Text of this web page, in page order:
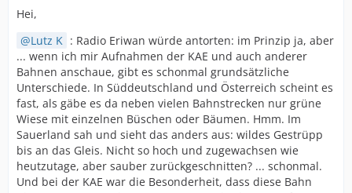
Hei,
Lutz K : Radio Eriwan würde antorten: im Prinzip ja, aber
... wenn ich mir Aufnahmen der KAE und auch anderer
Bahnen anschaue, gibt es schonmal grundsätzliche
Unterschiede. In Süddeutschland und Österreich scheint es
fast, als gäbe es da neben vielen Bahnstrecken nur grüne
Wiese mit einzelnen Büschen oder Bäumen. Hmm. Im
Sauerland sah und sieht das anders aus: wildes Gestrüpp
bis an das Gleis. Nicht so hoch und zugewachsen wie
heutzutage, aber sauber zurückgeschnitten? ... schonmal.
Und bei der KAE war die Besonderheit, dass diese Bahn